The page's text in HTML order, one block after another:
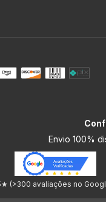
Envio 100%
(>300 avaliações no